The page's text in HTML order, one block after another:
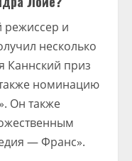
режиссер и
несколько
Каннский приз
номинацию
Он также
— Франс».